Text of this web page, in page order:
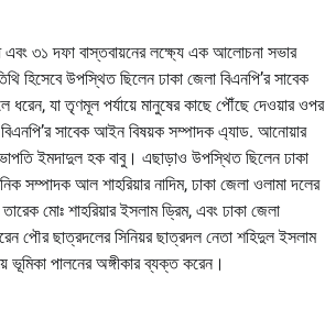
এবং ৩১ দফা বাস্তবায়নের লক্ষ্যে এক আলোচনা সভার
উপস্থিত ছিলেন ঢাকা জেলা বিএনপি’র সাবেক
যা তৃণমূল পর্যায়ে মানুষের কাছে পৌঁছে দেওয়ার ওপর
সাবেক আইন বিষয়ক সম্পাদক এ্যাড. আনোয়ার
ইমদাদুল হক বাবু। এছাড়াও উপস্থিত ছিলেন ঢাকা
সম্পাদক আল শাহরিয়ার নাদিম, ঢাকা জেলা ওলামা দলের
মোঃ শাহরিয়ার ইসলাম ড্রিম, এবং ঢাকা জেলা
পৌর ছাত্রদলের সিনিয়র ছাত্রদল নেতা শহিদুল ইসলাম
পালনের অঙ্গীকার ব্যক্ত করেন।